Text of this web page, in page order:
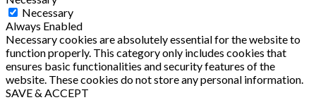
Necessary
Always Enabled
Necessary cookies are absolutely essential for the website to
function properly. This category only includes cookies that
ensures basic functionalities and security features of the
website. These cookies do not store any personal information.
SAVE & ACCEPT